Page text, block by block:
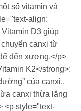
số vitamin và
align:
Vitamin D3 giúp
canxi từ
đến xương.</p>
K2</strong>:
của canxi,.
canxi thừa lắng
<p style="text-